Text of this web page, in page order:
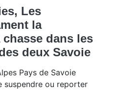
Les
la
dans les
deux Savoie
Pays de Savoie
suspendre ou reporter